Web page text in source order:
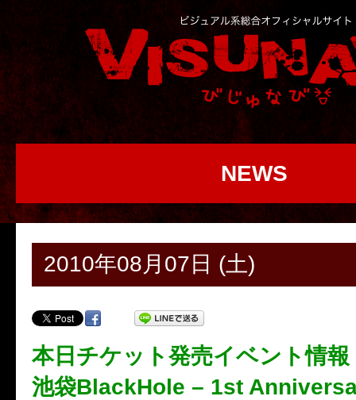
NEWS
2010年08月07日 (土)
本日チケット発売イベント情
池袋BlackHole – 1st